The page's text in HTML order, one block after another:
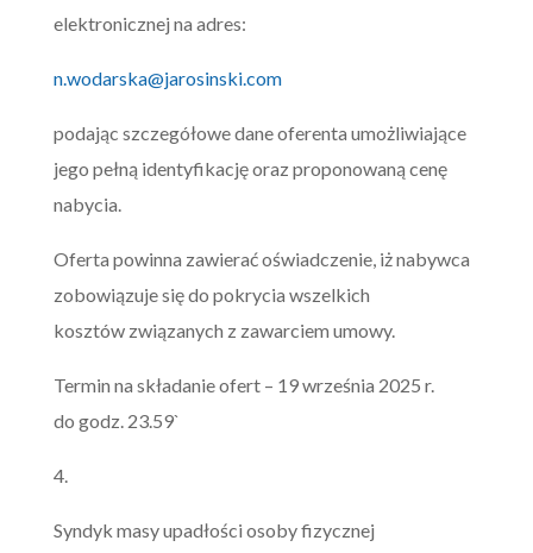
elektronicznej na adres:
n.wodarska@jarosinski.com
podając szczegółowe dane oferenta umożliwiające
jego pełną identyfikację oraz proponowaną cenę
nabycia.
Oferta powinna zawierać oświadczenie, iż nabywca
zobowiązuje się do pokrycia wszelkich
kosztów związanych z zawarciem umowy.
Termin na składanie ofert – 19 września 2025 r.
do godz. 23.59`
4.
Syndyk masy upadłości osoby fizycznej